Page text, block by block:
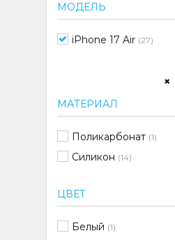
МОДЕЛЬ
iPhone 17 Air (27)
МАТЕРИАЛ
Поликарбонат (1)
Силикон (14)
ЦВЕТ
Белый (1)